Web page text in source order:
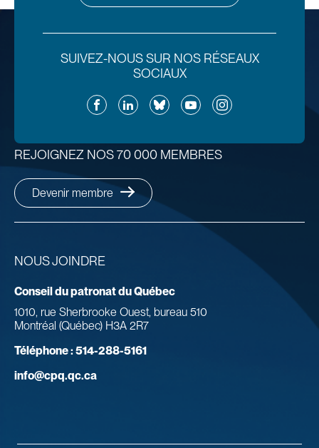
SUIVEZ-NOUS SUR NOS RÉSEAUX
SOCIAUX
FacebookLinkedInBlueskyYouTubeInstagram
NOUS JOINDRE
Conseil du patronat du Québec
1010, rue Sherbrooke Ouest, bureau 510
Montréal (Québec) H3A 2R7
Téléphone :514-288-5161
info@cpq.qc.ca
REJOIGNEZ NOS 70 000 MEMBRES
Devenir membre